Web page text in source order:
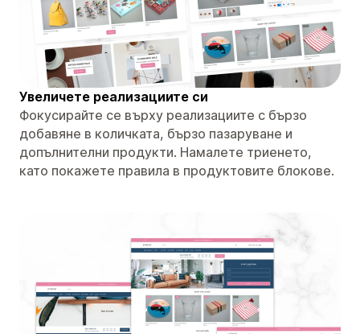
Увеличете реализациите си
Фокусирайте се върху реализациите с бързо
добавяне в количката, бързо пазаруване и
допълнителни продукти. Намалете триенето,
като покажете правила в продуктовите блокове.